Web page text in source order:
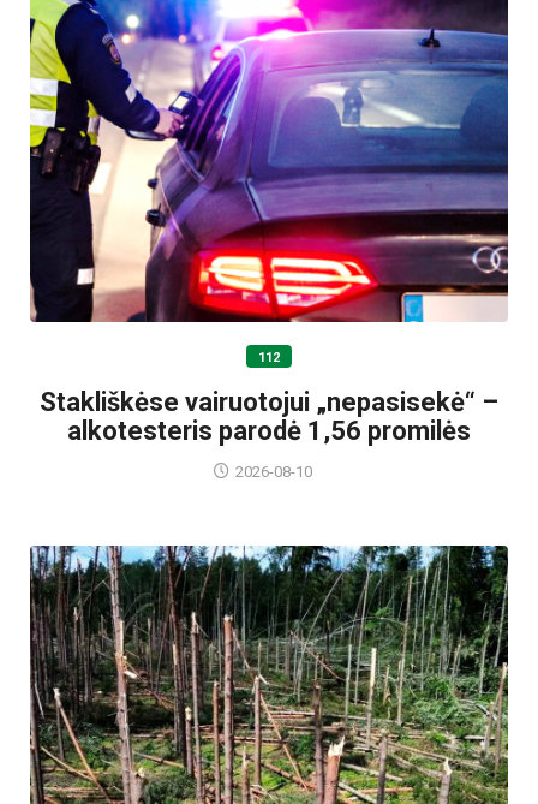
112
Stakliškėse vairuotojui „nepasisekė“ –
alkotesteris parodė 1,56 promilės
2026-08-10